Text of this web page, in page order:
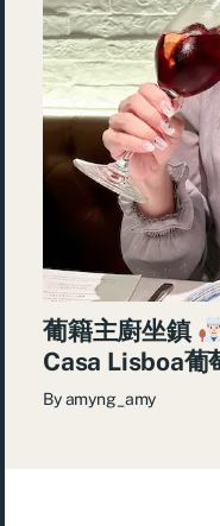
葡籍主廚坐鎮
Casa Lisboa葡
Byamyng_amy